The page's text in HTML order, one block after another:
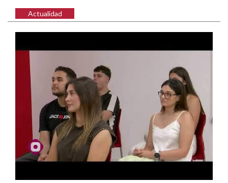
Actualidad